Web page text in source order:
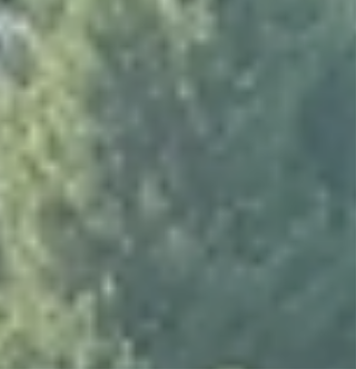
chemins parallèles, mais bien un duo indissociable.
Ces deux aspects s’entrelacent pour offrir une
transformation profonde, durable et authentique. En
tant que praticienne unique dans la région de la
Riviera et du Chablais, je vous invite à découvrir
comment ce duo peut vous aider à libérer vos
blocages et à retrouver